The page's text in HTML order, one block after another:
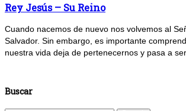
Rey Jesús – Su Reino
Cuando nacemos de nuevo nos volvemos al
Salvador. Sin embargo, es importante
nuestra vida deja de pertenecernos y pasa a
Buscar